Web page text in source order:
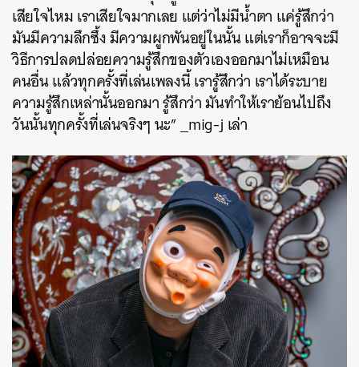
เสียใจไหม เราเสียใจมากเลย แต่ว่าไม่มีน้ำตา แค่รู้สึกว่า
มันมีความลึกซึ้ง มีความผูกพันอยู่ในนั้น แต่เราก็อาจจะมี
วิธีการปลดปล่อยความรู้สึกของตัวเองออกมาไม่เหมือน
คนอื่น แล้วทุกครั้งที่เล่นเพลงนี้ เรารู้สึกว่า เราได้ระบาย
ความรู้สึกเหล่านั้นออกมา รู้สึกว่า มันทำให้เราย้อนไปถึง
วันนั้นทุกครั้งที่เล่นจริงๆ นะ” _mig-j เล่า
SHARE TWEET LINE EMAIL